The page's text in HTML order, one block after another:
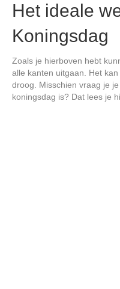
Het ideale
Koningsdag
Zoals je hierboven hebt
alle kanten uitgaan. Het
droog. Misschien vraag je
koningsdag is? Dat lees je